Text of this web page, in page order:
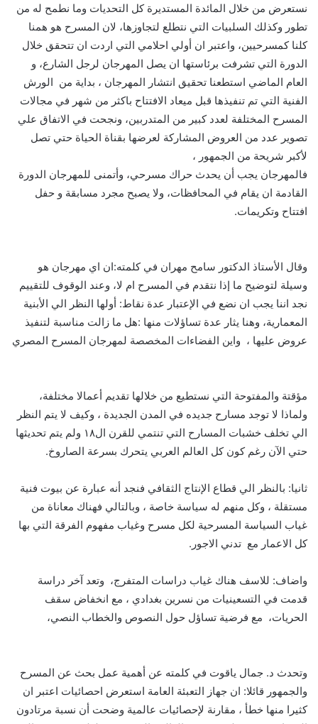
نستعرض من خلال المائدة المستديرة كل التحديات وما نطمح له من
تطور وكذلك السلبيات التي نتطلع لتجاوزها، لان المسرح هو همنا
كلنا كمسرحيين، واعتبر ان أولي احلامي التي اردت ان تتحقق خلال
الدورة التي تشرفت برئاستها ان يصل المهرجان لرجل الشارع، و
العام الماضي استطعنا تحقيق انتشار المهرجان ، بداية من الورش
الفنية التي تم تنفيذها قبل ميعاد الافتتاح باكثر من شهر في مجالات
المسرح المختلفة لعدد كبير من المتدربين، ونجحت في الاتفاق علي
تصوير عدد من العروض المشاركة لعرضها بقناة الحياة حتي تصل
لأكبر شريحة من الجمهور ،
فالمهرجان يجب أن يحدث حراك مسرحي، وأتمنى للمهرجان الدورة
القادمة ان يقام في المحافظات، ولا يصبح مجرد مسابقة و حفل
افتتاح وتكريمات.
وقال الأستاذ الدكتور سامح مهران في كلمته:ان اي مهرجان هو
وسيلة لتوضيح ما إذا نتقدم في المسرح ام لا، وعند الوقوف للتقييم
نجد اننا يجب ان نضع في الإعتبار عدة نقاط: أولها النظر الي الأبنية
المعمارية، وهنا يثار عدة تساؤلات منها :هل ما زالت مناسبة لتنفيذ
عروض عليها ، واين الفضاءات المخصصة لمهرجان المسرح المصري
مؤقتة والمفتوحة التي نستطيع من خلالها تقديم أعمالا مختلفة،
ولماذا لا توجد مسارح جديده في المدن الجديدة ، وكيف لا يتم النظر
الي تخلف خشبات المسارح التي تنتمي للقرن ال١٨ ولم يتم تحديثها
حتي الآن رغم كون كل العالم العربي يتحرك بسرعة الصاروخ.
ثانيا: بالنظر الي قطاع الإنتاج الثقافي فنجد أنه عبارة عن بيوت فنية
مستقلة ، وكل منهم له سياسة خاصة ، وبالتالي فهناك معاناة من
غياب السياسة المسرحية لكل مسرح وغياب مفهوم الفرقة التي بها
كل الاعمار مع تدني الاجور.
واضاف: للاسف هناك غياب دراسات المتفرج، وتعد آخر دراسة
قدمت في التسعينيات من نسرين بغدادي ، مع انخفاض سقف
الحريات، مع فرضية تساؤل حول النصوص والخطاب النصي،
وتحدث د. جمال ياقوت في كلمته عن أهمية عمل بحث عن المسرح
والجمهور قائلا: ان جهاز التعبئة العامة استعرض احصائيات اعتبر ان
كثيرا منها خطأ ، مقارنة لإحصائيات عالمية وضحت أن نسبة مرتادون